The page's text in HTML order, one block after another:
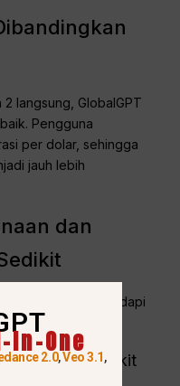
langsung, GlobalGPT
Pengguna
per dolar, sehingga
jauh lebih
dan
batasan yang dihadapi
yang lebih sedikit
One
2.0,Veo 3.1,